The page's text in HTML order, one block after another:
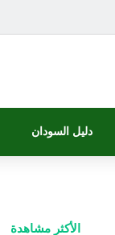
دليل السودان
الأكثر مشاهدة